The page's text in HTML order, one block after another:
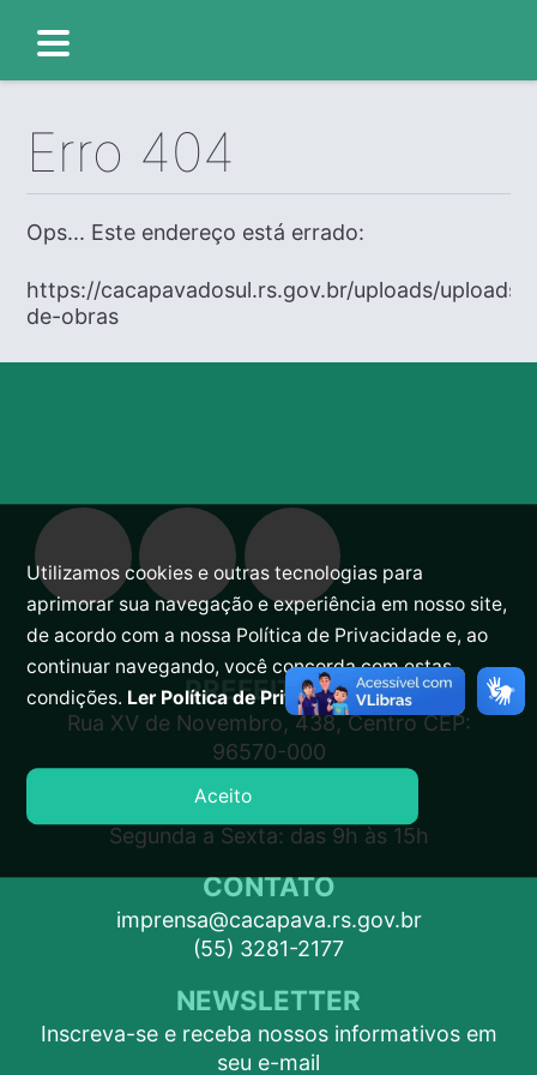
Erro 404
Ops... Este endereço está errado:
https://cacapavadosul.rs.gov.br/uploads/
de-obras
PREFEITURA
Rua XV de Novembro, 438, Centro CEP:
96570-000
ATENDIMENTO
Segunda a Sexta: das 9h às 15h
CONTATO
imprensa@cacapava.rs.gov.br
(55) 3281-2177
NEWSLETTER
Inscreva-se e receba nossos informativos em
seu e-mail
Utilizamos cookies e outras tecnologias para
aprimorar sua navegação e experiência em nosso site,
de acordo com a nossa Política de Privacidade e, ao
continuar navegando, você concorda com estas
condições. Ler Política de Privacidade.
Aceito